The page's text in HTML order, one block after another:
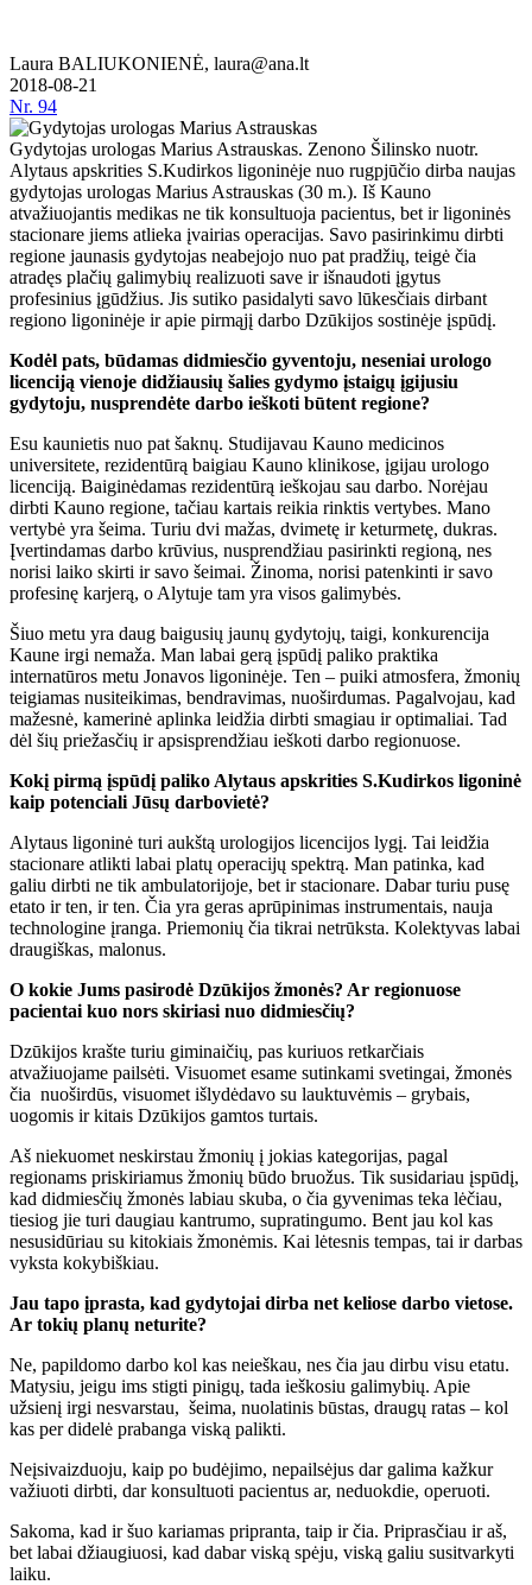
Laura BALIUKONIENĖ, laura@ana.lt
2018-08-21
Nr. 94
Gydytojas urologas Marius Astrauskas. Zenono Šilinsko nuotr.
Alytaus apskrities S.Kudirkos ligoninėje nuo rugpjūčio dirba naujas
gydytojas urologas Marius Astrauskas (30 m.). Iš Kauno
atvažiuojantis medikas ne tik konsultuoja pacientus, bet ir ligoninės
stacionare jiems atlieka įvairias operacijas. Savo pasirinkimu dirbti
regione jaunasis gydytojas neabejojo nuo pat pradžių, teigė čia
atradęs plačių galimybių realizuoti save ir išnaudoti įgytus
profesinius įgūdžius. Jis sutiko pasidalyti savo lūkesčiais dirbant
regiono ligoninėje ir apie pirmąjį darbo Dzūkijos sostinėje įspūdį.
Kodėl pats, būdamas didmiesčio gyventoju, neseniai urologo
licenciją vienoje didžiausių šalies gydymo įstaigų įgijusiu
gydytoju, nusprendėte darbo ieškoti būtent regione?
Esu kaunietis nuo pat šaknų. Studijavau Kauno medicinos
universitete, rezidentūrą baigiau Kauno klinikose, įgijau urologo
licenciją. Baiginėdamas rezidentūrą ieškojau sau darbo. Norėjau
dirbti Kauno regione, tačiau kartais reikia rinktis vertybes. Mano
vertybė yra šeima. Turiu dvi mažas, dvimetę ir keturmetę, dukras.
Įvertindamas darbo krūvius, nusprendžiau pasirinkti regioną, nes
norisi laiko skirti ir savo šeimai. Žinoma, norisi patenkinti ir savo
profesinę karjerą, o Alytuje tam yra visos galimybės.
Šiuo metu yra daug baigusių jaunų gydytojų, taigi, konkurencija
Kaune irgi nemaža. Man labai gerą įspūdį paliko praktika
internatūros metu Jonavos ligoninėje. Ten – puiki atmosfera, žmonių
teigiamas nusiteikimas, bendravimas, nuoširdumas. Pagalvojau, kad
mažesnė, kamerinė aplinka leidžia dirbti smagiau ir optimaliai. Tad
dėl šių priežasčių ir apsisprendžiau ieškoti darbo regionuose.
Kokį pirmą įspūdį paliko Alytaus apskrities S.Kudirkos ligoninė
kaip potenciali Jūsų darbovietė?
Alytaus ligoninė turi aukštą urologijos licencijos lygį. Tai leidžia
stacionare atlikti labai platų operacijų spektrą. Man patinka, kad
galiu dirbti ne tik ambulatorijoje, bet ir stacionare. Dabar turiu pusę
etato ir ten, ir ten. Čia yra geras aprūpinimas instrumentais, nauja
technologine įranga. Priemonių čia tikrai netrūksta. Kolektyvas labai
draugiškas, malonus.
O kokie Jums pasirodė Dzūkijos žmonės? Ar regionuose
pacientai kuo nors skiriasi nuo didmiesčių?
Dzūkijos krašte turiu giminaičių, pas kuriuos retkarčiais
atvažiuojame pailsėti. Visuomet esame sutinkami svetingai, žmonės
čia nuoširdūs, visuomet išlydėdavo su lauktuvėmis – grybais,
uogomis ir kitais Dzūkijos gamtos turtais.
Aš niekuomet neskirstau žmonių į jokias kategorijas, pagal
regionams priskiriamus žmonių būdo bruožus. Tik susidariau įspūdį,
kad didmiesčių žmonės labiau skuba, o čia gyvenimas teka lėčiau,
tiesiog jie turi daugiau kantrumo, supratingumo. Bent jau kol kas
nesusidūriau su kitokiais žmonėmis. Kai lėtesnis tempas, tai ir darbas
vyksta kokybiškiau.
Jau tapo įprasta, kad gydytojai dirba net keliose darbo vietose.
Ar tokių planų neturite?
Ne, papildomo darbo kol kas neieškau, nes čia jau dirbu visu etatu.
Matysiu, jeigu ims stigti pinigų, tada ieškosiu galimybių. Apie
užsienį irgi nesvarstau, šeima, nuolatinis būstas, draugų ratas – kol
kas per didelė prabanga viską palikti.
Neįsivaizduoju, kaip po budėjimo, nepailsėjus dar galima kažkur
važiuoti dirbti, dar konsultuoti pacientus ar, neduokdie, operuoti.
Sakoma, kad ir šuo kariamas pripranta, taip ir čia. Priprasčiau ir aš,
bet labai džiaugiuosi, kad dabar viską spėju, viską galiu susitvarkyti
laiku.